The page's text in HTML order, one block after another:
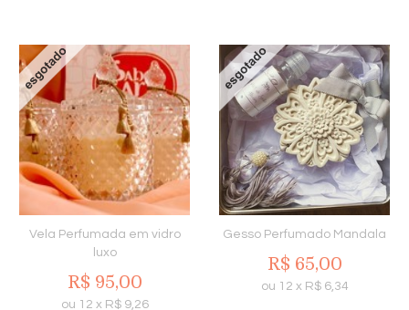
Vela Perfumada em vidro
luxo
R$ 95,00
ou 12 x R$ 9,26
Gesso Perfumado Mandala
R$ 65,00
ou 12 x R$ 6,34